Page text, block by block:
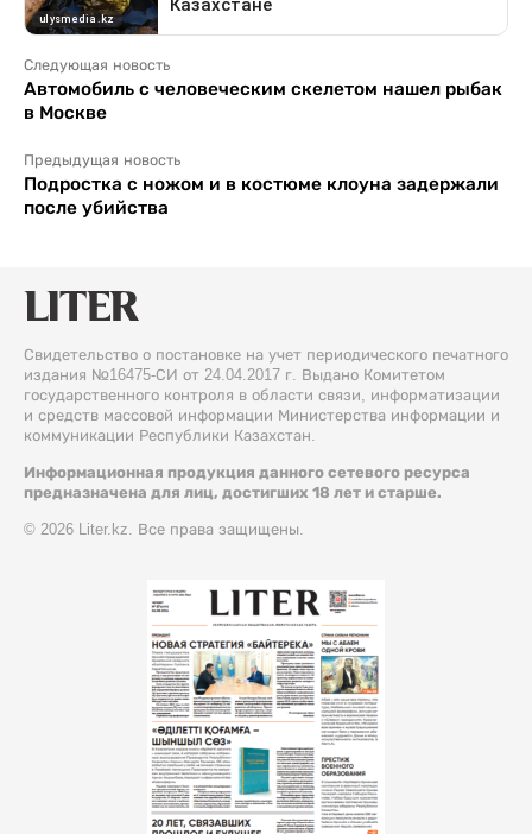
Следующая новость
Автомобиль с человеческим скелетом нашел рыбак
в Москве
Предыдущая новость
Подростка с ножом и в костюме клоуна задержали
после убийства
Свидетельство о постановке на учет периодического печатного
издания №16475-СИ от 24.04.2017 г. Выдано Комитетом
государственного контроля в области связи, информатизации
и средств массовой информации Министерства информации и
коммуникации Республики Казахстан.
Информационная продукция данного сетевого ресурса
предназначена для лиц, достигших 18 лет и старше.
© 2026 Liter.kz. Все права защищены.